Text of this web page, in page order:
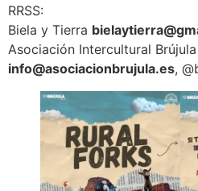
RRSS:
Biela y Tierra
Asociación Intercultural Brújula
info@asociacionbrujula.es,